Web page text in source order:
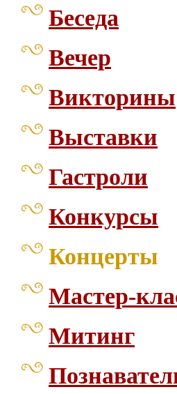
Беседа
Вечер
Викторины
Выставки
Гастроли
Конкурсы
Концерты
Мастер-
Митинг